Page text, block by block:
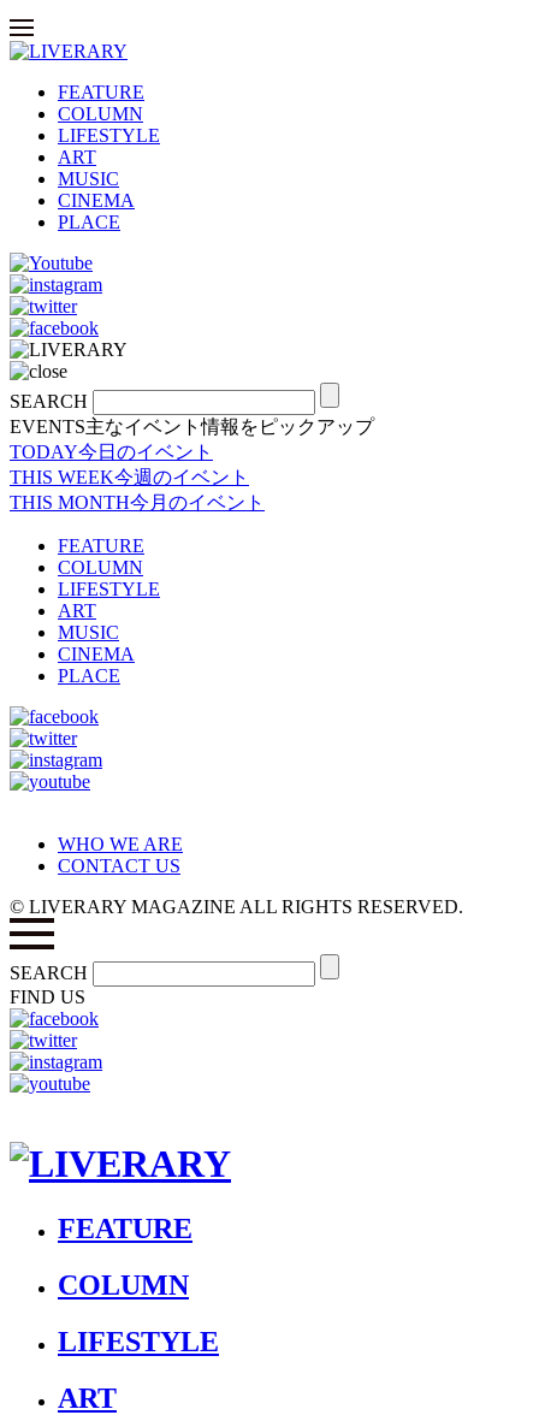
FEATURE
COLUMN
LIFESTYLE
ART
MUSIC
CINEMA
PLACE
SEARCH
EVENTS主なイベント情報をピックアップ
TODAY今日のイベント
THIS WEEK今週のイベント
THIS MONTH今月のイベント
FEATURE
COLUMN
LIFESTYLE
ART
MUSIC
CINEMA
PLACE
WHO WE ARE
CONTACT US
© LIVERARY MAGAZINE ALL RIGHTS RESERVED.
SEARCH
FIND US
FEATURE
COLUMN
LIFESTYLE
ART